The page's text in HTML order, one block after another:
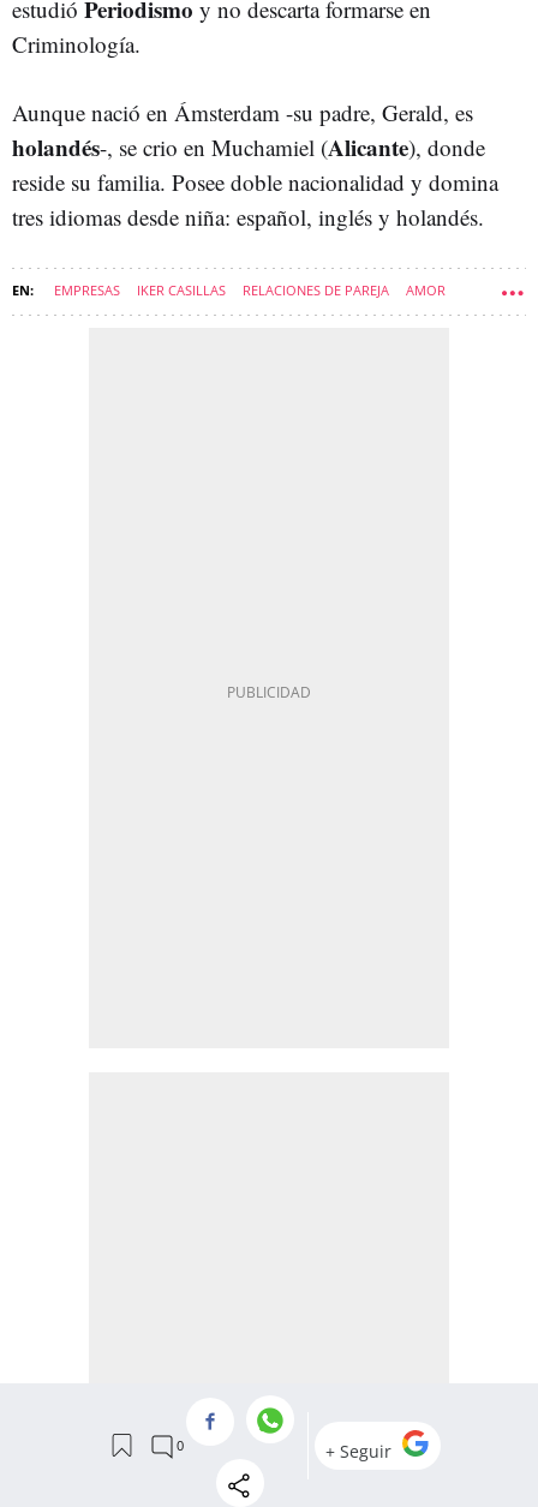
estudió Periodismo y no descarta formarse en
Criminología.
Aunque nació en Ámsterdam -su padre, Gerald, es
holandés-, se crio en Muchamiel (Alicante), donde
reside su familia. Posee doble nacionalidad y domina
tres idiomas desde niña: español, inglés y holandés.
EMPRESAS IKER CASILLAS RELACIONES DE PAREJA AMOR